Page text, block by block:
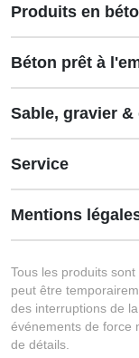
Produits en
Béton prêt à
Sable, gravier
Service
Mentions
Tous les produits
peut être
des interruptions de
événements de force
de détails.